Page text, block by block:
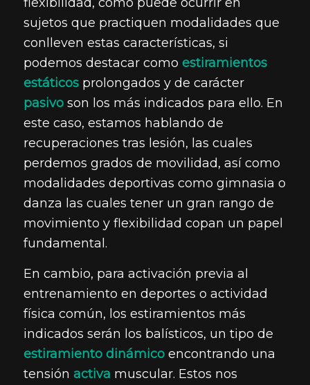
sujetos que practiquen modalidades que
conlleven estas características, si
podemos destacar como estiramientos
estáticosprolongados y de carácter
pasivoson los más indicados para ello. En
este caso, estamos hablando de
recuperaciones tras lesión, las cuales
perdemos grados de movilidad, así como
modalidades deportivas como gimnasia o
danza las cuales tener un gran rango de
movimiento y flexibilidad copan un papel
fundamental.
En cambio, para activación previa al
entrenamiento en deportes o actividad
física común, los estiramientos más
indicados serán los balísticos, un tipo de
estiramiento dinámicoencontrando una
tensión activa muscular. Estos nos